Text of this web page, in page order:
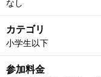
なし
カテゴリ
小学生以下
参加料金